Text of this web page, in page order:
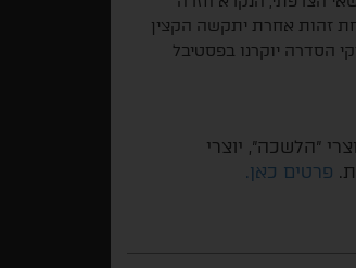
תחת זהות אחרת יתקשה הקצין
"הלשכה", יוצרי
פרטים כאן.